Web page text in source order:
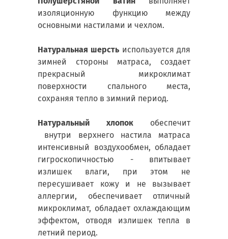
изоляционную функцию между
основными настилами и чехлом.
Натуральная шерсть используется для
зимней стороны матраса, создает
прекрасный микроклимат
поверхности спального места,
сохраняя тепло в зимний период.
Натуральный хлопок обеспечит
внутри верхнего настила матраса
интенсивный воздухообмен, обладает
гигроскопичностью - впитывает
излишек влаги, при этом не
пересушивает кожу и не вызывает
аллергии, обеспечивает отличный
микроклимат, обладает охлаждающим
эффектом, отводя излишек тепла в
летний период.